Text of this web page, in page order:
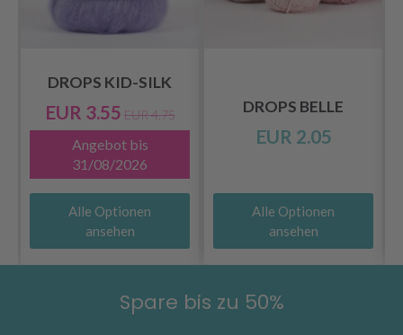
DROPS KID-SILK
EUR 3.55 EUR 4.75
Angebot bis
31/08/2026
Alle Optionen
ansehen
DROPS BELLE
EUR 2.05
Alle Optionen
ansehen
Spare bis zu 50%